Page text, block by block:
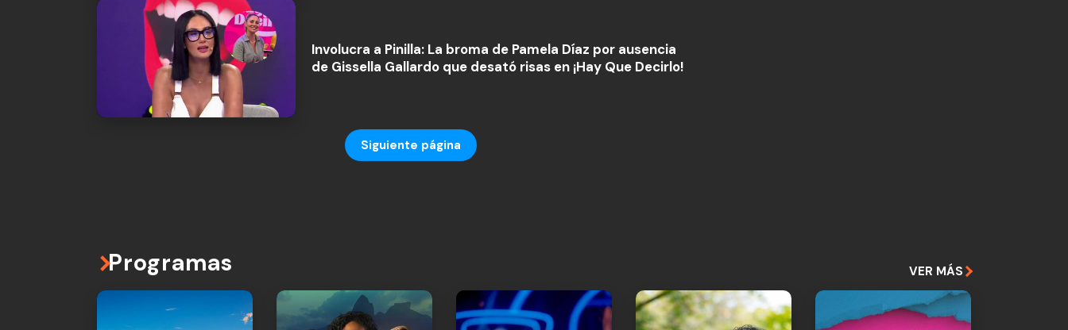
Involucra a Pinilla: La broma de Pamela Díaz por ausencia
de Gissella Gallardo que desató risas en ¡Hay Que Decirlo!
Siguiente página
Programas VER MÁS